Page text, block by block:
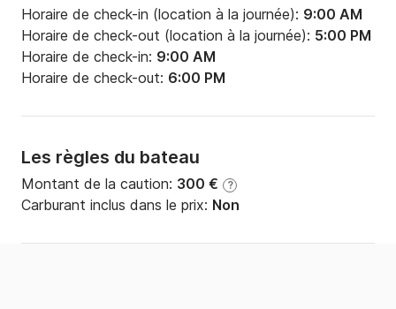
Horaire de check-in (location à la journée): 9:00 AM
Horaire de check-out (location à la journée): 5:00 PM
Horaire de check-in: 9:00 AM
Horaire de check-out: 6:00 PM
Les règles du bateau
Montant de la caution: 300 € ?
Carburant inclus dans le prix: Non